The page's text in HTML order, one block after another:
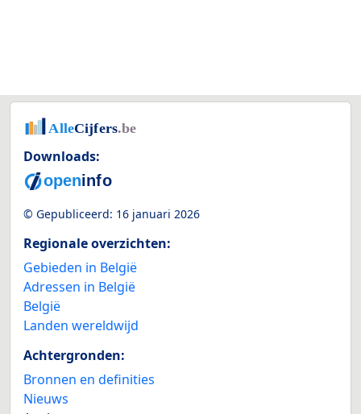
Downloads:
© Gepubliceerd: 16 januari 2026
Regionale overzichten:
Gebieden in België
Adressen in België
België
Landen wereldwijd
Achtergronden:
Bronnen en definities
Nieuws